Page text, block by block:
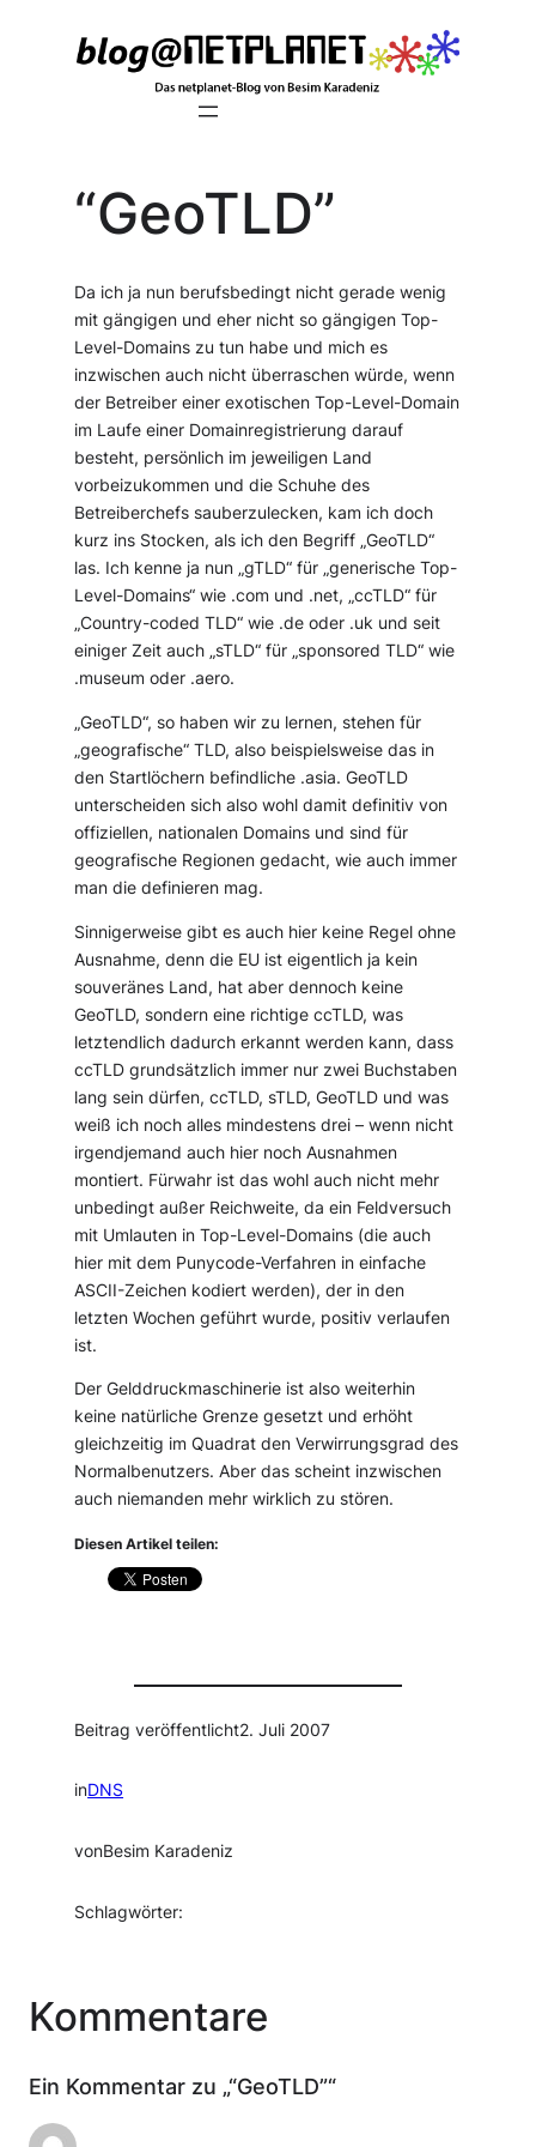
“GeoTLD”
Da ich ja nun berufsbedingt nicht gerade wenig
mit gängigen und eher nicht so gängigen Top-
Level-Domains zu tun habe und mich es
inzwischen auch nicht überraschen würde, wenn
der Betreiber einer exotischen Top-Level-Domain
im Laufe einer Domainregistrierung darauf
besteht, persönlich im jeweiligen Land
vorbeizukommen und die Schuhe des
Betreiberchefs sauberzulecken, kam ich doch
kurz ins Stocken, als ich den Begriff „GeoTLD“
las. Ich kenne ja nun „gTLD“ für „generische Top-
Level-Domains“ wie .com und .net, „ccTLD“ für
„Country-coded TLD“ wie .de oder .uk und seit
einiger Zeit auch „sTLD“ für „sponsored TLD“ wie
.museum oder .aero.
„GeoTLD“, so haben wir zu lernen, stehen für
„geografische“ TLD, also beispielsweise das in
den Startlöchern befindliche .asia. GeoTLD
unterscheiden sich also wohl damit definitiv von
offiziellen, nationalen Domains und sind für
geografische Regionen gedacht, wie auch immer
man die definieren mag.
Sinnigerweise gibt es auch hier keine Regel ohne
Ausnahme, denn die EU ist eigentlich ja kein
souveränes Land, hat aber dennoch keine
GeoTLD, sondern eine richtige ccTLD, was
letztendlich dadurch erkannt werden kann, dass
ccTLD grundsätzlich immer nur zwei Buchstaben
lang sein dürfen, ccTLD, sTLD, GeoTLD und was
weiß ich noch alles mindestens drei – wenn nicht
irgendjemand auch hier noch Ausnahmen
montiert. Fürwahr ist das wohl auch nicht mehr
unbedingt außer Reichweite, da ein Feldversuch
mit Umlauten in Top-Level-Domains (die auch
hier mit dem Punycode-Verfahren in einfache
ASCII-Zeichen kodiert werden), der in den
letzten Wochen geführt wurde, positiv verlaufen
ist.
Der Gelddruckmaschinerie ist also weiterhin
keine natürliche Grenze gesetzt und erhöht
gleichzeitig im Quadrat den Verwirrungsgrad des
Normalbenutzers. Aber das scheint inzwischen
auch niemanden mehr wirklich zu stören.
Diesen Artikel teilen:
Beitrag veröffentlicht2. Juli 2007
inDNS
vonBesim Karadeniz
Schlagwörter:
Kommentare
Ein Kommentar zu „“GeoTLD”“